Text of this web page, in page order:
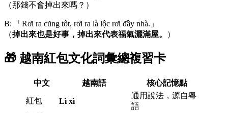
（那錢不會掉出來嗎？）
B: 「Rơi ra cũng tốt, rơi ra là lộc rơi đầy nhà.」
（掉出來也是好事，掉出來代表福氣灑滿屋。 ）
🎁 越南紅包文化詞彙總複習卡
中文 越南語 核心記憶點
紅包 Lì xì
通用說法，源自粵
語